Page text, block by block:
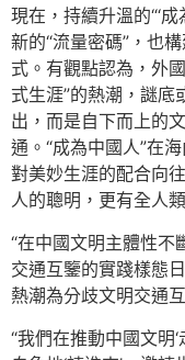
現在，持續升溫的“‘
新的“流量密碼”，也
式。有觀點認為，外
式生涯”的熱潮，謎底
出，而是自下而上的
通。“成為中國人”在
對美妙生涯的配合向
人的聰明，更有全人
“在中國文明主體性不
交通互鑒的實踐樣態
熱潮為分歧文明交通
“我們在推動中國文明‘